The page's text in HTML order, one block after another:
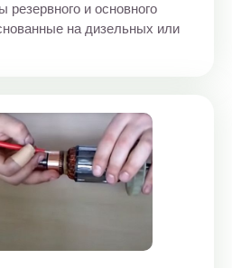
и основного
на дизельных или